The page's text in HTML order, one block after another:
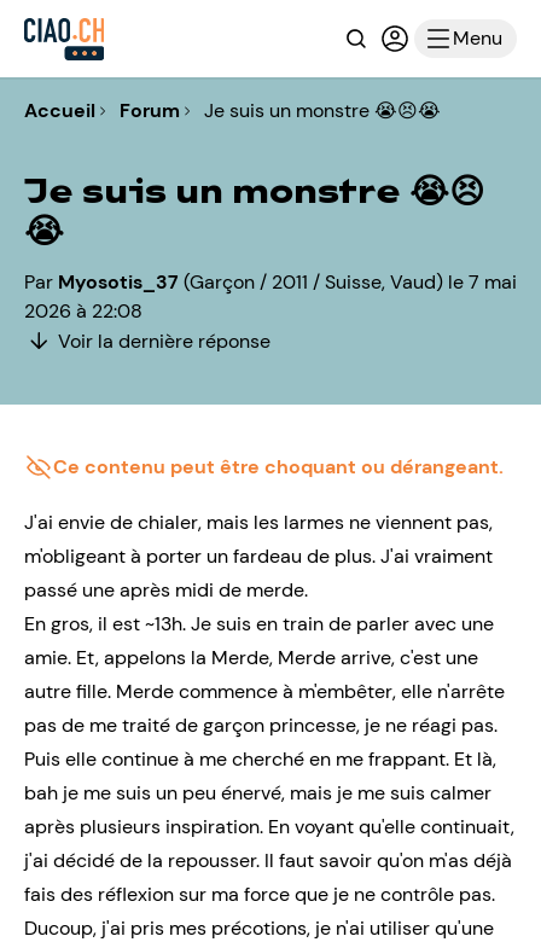
RechercheConnexion
Menu
Accueil Forum Je suis un monstre 😭😣😭
Je suis un monstre 😭😣
😭
Par Myosotis_37 (Garçon / 2011 / Suisse, Vaud) le 7 mai
2026 à 22:08
Voir la dernière réponse
Ce contenu peut être choquant ou dérangeant.
J'ai envie de chialer, mais les larmes ne viennent pas,
m'obligeant à porter un fardeau de plus. J'ai vraiment
passé une après midi de merde.
En gros, il est ~13h. Je suis en train de parler avec une
amie. Et, appelons la Merde, Merde arrive, c'est une
autre fille. Merde commence à m'embêter, elle n'arrête
pas de me traité de garçon princesse, je ne réagi pas.
Puis elle continue à me cherché en me frappant. Et là,
bah je me suis un peu énervé, mais je me suis calmer
après plusieurs inspiration. En voyant qu'elle continuait,
j'ai décidé de la repousser. Il faut savoir qu'on m'as déjà
fais des réflexion sur ma force que je ne contrôle pas.
Ducoup, j'ai pris mes précotions, je n'ai utiliser qu'une